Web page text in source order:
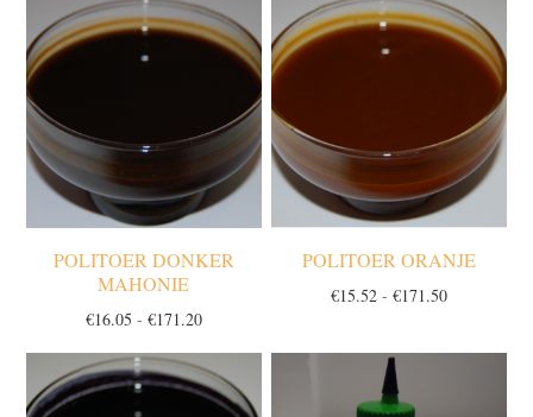
tot
€22.95
tot
€171.20
POLITOER DONKER
MAHONIE
€16.05 - €171.20Prijsklasse:
tot
€171.20
POLITOER ORANJE
€15.52 - €171.50Prijsklasse:
tot